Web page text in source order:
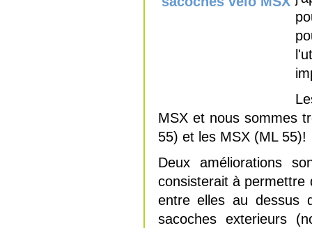
MSX et nous sommes
55) et les MSX (ML 55)!
Deux améliorations
consisterait à permettre
entre elles au dessus
sacoches exterieurs